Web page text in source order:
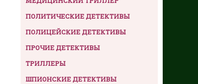
ПОЛИТИЧЕСКИЕ ДЕТЕКТИВЫ
ПОЛИЦЕЙСКИЕ ДЕТЕКТИВЫ
ПРОЧИЕ ДЕТЕКТИВЫ
ТРИЛЛЕРЫ
ШПИОНСКИЕ ДЕТЕКТИВЫ